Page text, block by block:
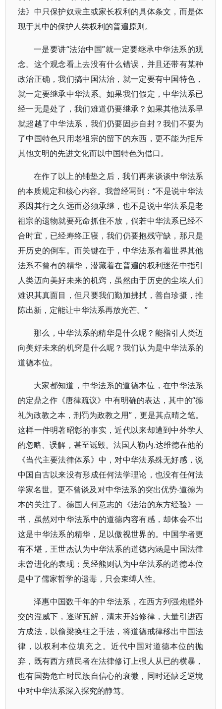
法》中只保护奴隶主或家长权利的具体条文，而是体
现于其中的保护人类权利的普遍原则。
一是要讲“法治中国”就一定要继承中华法系的观
念。这个观念看上去没有什么错误，并且还带有某种
政治正确，我们搞中国法治，就一定要有中国特色，
就一定要继承中华法系。如果我们假定，中华法系已
经一无是处了，我们难道仍要继承？如果其他法系早
就超越了中华法系，我们仍要固步自封？我们不要为
了中国特色只用老祖宗的留下的东西，更不能为拒斥
其他文明的先进文化而以中国特色为借口。
在作了以上的铺垫之后，我们再来谈谈中华法系
的本质规定和核心内容。我曾经写到：“不是说中华法
系因其行之久远而必须承继，也不是说中华法系是老
祖宗的遗物就要死命抓住不放，倘若中华法系已经不
合时宜，已经寿终正寝，我们仍要抱残守缺，那只是
开历史的倒车。而关键在于，中华法系有着世界其他
法系不曾有的精华，潜藏着在普遍的权利迷茫中指引
人类迈向美好未来的机窍，虽然由于历史的尘埃人们
难识其真面目，但只要我们勤加拂拭，善自珍摄，推
陈出新，定能让中华法系再放光芒。”
那么，中华法系的精华是什么呢？能指引人类迈
向美好未来的机窍是什么呢？我们认为是中华法系的
道德本位。
大家都知道，中华法系的道德本位，在中华法系
的定鼎之作《唐律疏议》中有明确的表达，其中的“德
礼为政教之本，刑罚为政教之用”，更是其点晴之笔。
这样一件明著昭彰的事实，近代以来却遭到中外学人
的忽略、误解，甚至诋毁。法国人勒内.达维德在他的
《当代主要法律体系》中，对中华法系殊无好感，说
中国自古以来没有形成任何法学理论，也没有任何法
学家名世。更不曾谈及对中华法系的突出优势-道德为
本的关注了。德国人何意志的《法治的东方经验》一
书，虽然对中华法系中的道德内容有感，却体会不出
这是中华法系的精华，足以傲视世界的。中国学者更
有不堪，王世杰认为中华法系的道德内涵是中国法律
未曾进化的表现；吴经熊则认为中华法系的道德本位
是中了儒家哲学的遗毒，只会束缚人性。
泽惠中国数千年的中华法系，在西方列强炮艦外
交的淫威下，逐渐瓦解，清末开始修律，大量引进西
方成法，以偷梁换柱之手法，将道德戒律移出中国法
律，以权利本位填充之。近代中国对道德本位的抛
弃，既有西方殖民者在法律修订上强人从已的横暴，
也有国势危亡时民族自信心的衰微，同时还缺乏逆境
中对中华法系深入探究的静笃。